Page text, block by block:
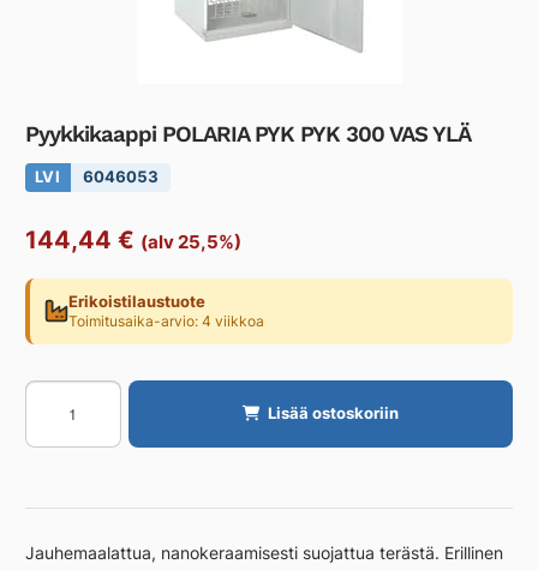
Pyykkikaappi POLARIA PYK PYK 300 VAS YLÄ
LVI 6046053
144,44 € (alv 25,5%)
Erikoistilaustuote
Toimitusaika-arvio: 4 viikkoa
Pyykkikaappi
POLARIA
PYK
300
YLÄ
Lisää ostoskoriin
Jauhemaalattua, nanokeraamisesti suojattua terästä. Erillinen